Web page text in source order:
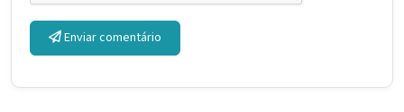
Enviar comentário